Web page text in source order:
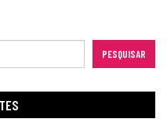
PESQUISAR